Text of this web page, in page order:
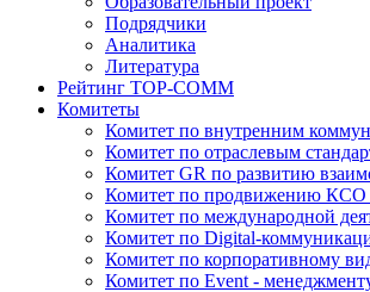
Подрядчики
Аналитика
Литература
Рейтинг TOP-COMM
Комитеты
Комитет по внутренним
Комитет по отраслевым
Комитет GR по развитию
Комитет по продвижению КСО
Комитет по международной
Комитет по Digital-
Комитет по корпоративному
Комитет по Event -